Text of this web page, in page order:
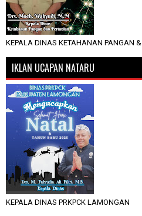
KEPALA DINAS KETAHANAN PANGAN
IKLAN UCAPAN NATARU
KEPALA DINAS PRKPCK LAMONGAN